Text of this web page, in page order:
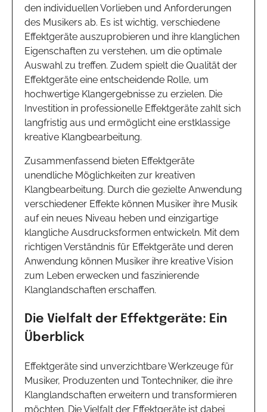
den individuellen Vorlieben und Anforderungen
des Musikers ab. Es ist wichtig, verschiedene
Effektgeräte auszuprobieren und ihre klanglichen
Eigenschaften zu verstehen, um die optimale
Auswahl zu treffen. Zudem spielt die Qualität der
Effektgeräte eine entscheidende Rolle, um
hochwertige Klangergebnisse zu erzielen. Die
Investition in professionelle Effektgeräte zahlt sich
langfristig aus und ermöglicht eine erstklassige
kreative Klangbearbeitung.
Zusammenfassend bieten Effektgeräte
unendliche Möglichkeiten zur kreativen
Klangbearbeitung. Durch die gezielte Anwendung
verschiedener Effekte können Musiker ihre Musik
auf ein neues Niveau heben und einzigartige
klangliche Ausdrucksformen entwickeln. Mit dem
richtigen Verständnis für Effektgeräte und deren
Anwendung können Musiker ihre kreative Vision
zum Leben erwecken und faszinierende
Klanglandschaften erschaffen.
Die Vielfalt der Effektgeräte: Ein
Überblick
Effektgeräte sind unverzichtbare Werkzeuge für
Musiker, Produzenten und Tontechniker, die ihre
Klanglandschaften erweitern und transformieren
möchten. Die Vielfalt der Effektgeräte ist dabei